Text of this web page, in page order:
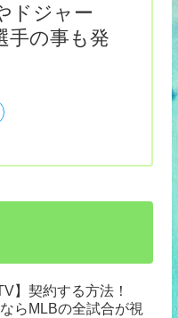
ドジャー
手の事も発
】契約する方法！
らMLBの全試合が視